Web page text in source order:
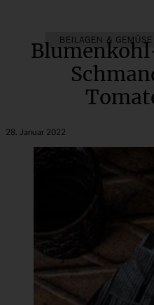
BEILAGEN & GEMÜSE
28. Januar 2022